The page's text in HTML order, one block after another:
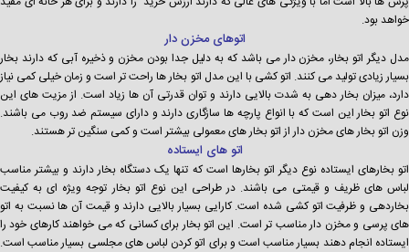
خواهد بود.
اتوهای مخزن دار
مدل دیگر اتو بخار، مخزن دار می باشد که به دلیل جدا بودن مخزن و ذخیره آبی که دارند بخار
بسیار زیادی تولید می کنند. اتو کشی با این مدل اتو بخار ها راحت تر است و زمان خیلی کمی نیاز
دارد، میزان بخار دهی به شدت بالایی دارند و توان قدرتی آن ها زیاد است. از مزیت های این
نوع اتو بخار این است که با انواع پارچه ها سازگاری دارند و دارای سیستم ضد روب می باشند.
وزن اتو بخار های مخزن دار از اتو بخار های معمولی بیشتر است و کمی سنگین تر هستند.
اتو های ایستاده
اتو بخارهای ایستاده نوع دیگر اتو بخارها است که تنها یک دستگاه بخار دارند و بیشتر مناسب
لباس های ظریف و قیمتی می باشند. در طراحی این نوع اتو بخار توجه ویژه ای به کیفیت
بخاردهی و ظرفیت اتو کشی شده است. کارایی بسیار بالایی دارند و قیمت آن ها نسبت به اتو
های پرسی و مخزن دار مناسب تر است. این اتو بخار برای کسانی که می خواهند کارهای خود را
ایستاده انجام دهند بسیار مناسب است و برای اتو کردن لباس های مجلسی بسیار مناسب است.